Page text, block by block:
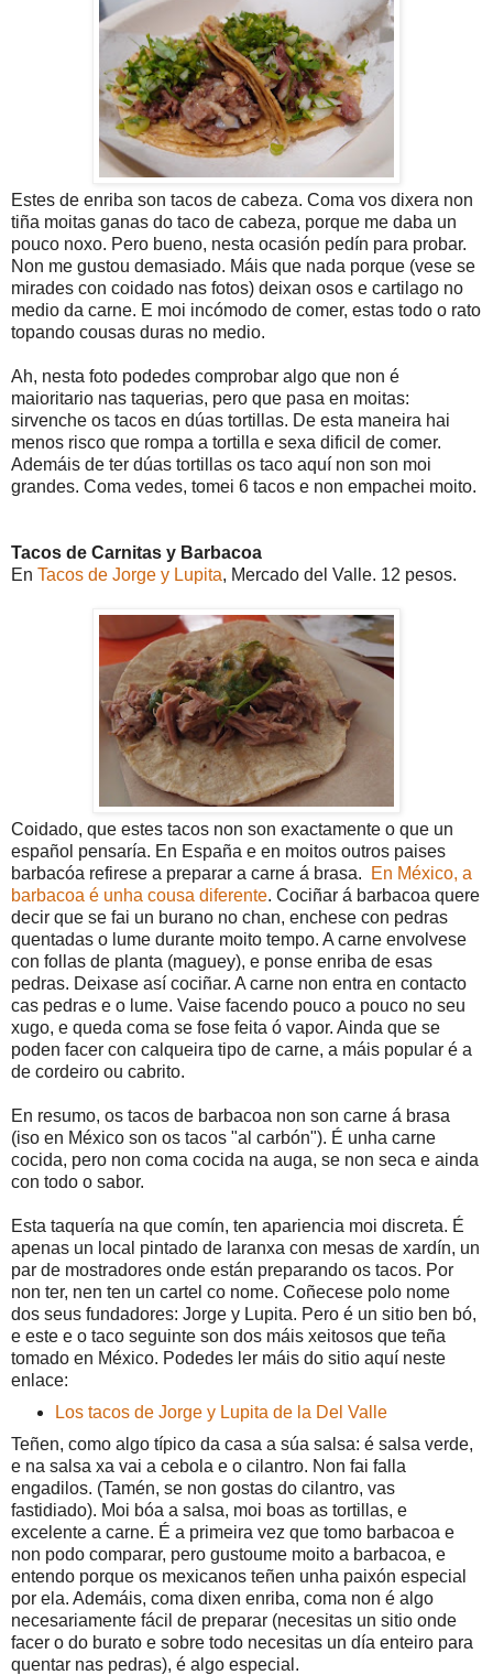
Estes de enriba son tacos de cabeza. Coma vos dixera non
tiña moitas ganas do taco de cabeza, porque me daba un
pouco noxo. Pero bueno, nesta ocasión pedín para probar.
Non me gustou demasiado. Máis que nada porque (vese se
mirades con coidado nas fotos) deixan osos e cartilago no
medio da carne. E moi incómodo de comer, estas todo o rato
topando cousas duras no medio.
Ah, nesta foto podedes comprobar algo que non é
maioritario nas taquerias, pero que pasa en moitas:
sirvenche os tacos en dúas tortillas. De esta maneira hai
menos risco que rompa a tortilla e sexa dificil de comer.
Ademáis de ter dúas tortillas os taco aquí non son moi
grandes. Coma vedes, tomei 6 tacos e non empachei moito.
Tacos de Carnitas y Barbacoa
En Tacos de Jorge y Lupita, Mercado del Valle. 12 pesos.
Coidado, que estes tacos non son exactamente o que un
español pensaría. En España e en moitos outros paises
barbacóa refirese a preparar a carne á brasa.
En México, a
barbacoa é unha cousa diferente. Cociñar á barbacoa quere
decir que se fai un burano no chan, enchese con pedras
quentadas o lume durante moito tempo. A carne envolvese
con follas de planta (maguey), e ponse enriba de esas
pedras. Deixase así cociñar. A carne non entra en contacto
cas pedras e o lume. Vaise facendo pouco a pouco no seu
xugo, e queda coma se fose feita ó vapor. Ainda que se
poden facer con calqueira tipo de carne, a máis popular é a
de cordeiro ou cabrito.
En resumo, os tacos de barbacoa non son carne á brasa
(iso en México son os tacos "al carbón"). É unha carne
cocida, pero non coma cocida na auga, se non seca e ainda
con todo o sabor.
Esta taquería na que comín, ten apariencia moi discreta. É
apenas un local pintado de laranxa con mesas de xardín, un
par de mostradores onde están preparando os tacos. Por
non ter, nen ten un cartel co nome. Coñecese polo nome
dos seus fundadores: Jorge y Lupita. Pero é un sitio ben bó,
e este e o taco seguinte son dos máis xeitosos que teña
tomado en México. Podedes ler máis do sitio aquí neste
enlace:
Los tacos de Jorge y Lupita de la Del Valle
Teñen, como algo típico da casa a súa salsa: é salsa verde,
e na salsa xa vai a cebola e o cilantro. Non fai falla
engadilos. (Tamén, se non gostas do cilantro, vas
fastidiado). Moi bóa a salsa, moi boas as tortillas, e
excelente a carne. É a primeira vez que tomo barbacoa e
non podo comparar, pero gustoume moito a barbacoa, e
entendo porque os mexicanos teñen unha paixón especial
por ela. Ademáis, coma dixen enriba, coma non é algo
necesariamente fácil de preparar (necesitas un sitio onde
facer o do burato e sobre todo necesitas un día enteiro para
quentar nas pedras), é algo especial.